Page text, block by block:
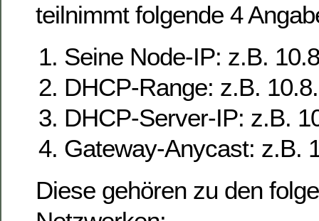
teilnimmt folgende 4
Seine Node-IP: z.B.
DHCP-Range: z.B.
DHCP-Server-IP: z.B.
Gateway-Anycast: z.B.
Diese gehören zu den